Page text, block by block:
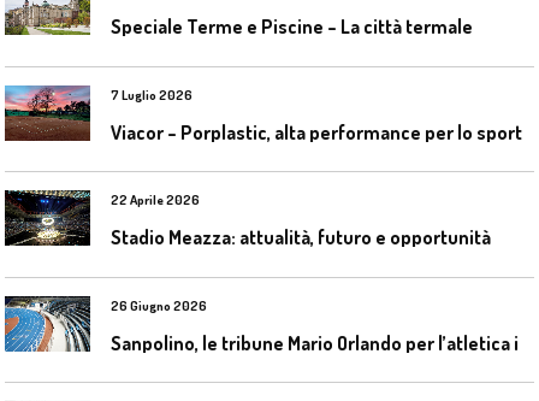
Speciale Terme e Piscine – La città termale
7 Luglio 2026
Viacor – Porplastic, alta performance per lo sport
22 Aprile 2026
Stadio Meazza: attualità, futuro e opportunità
26 Giugno 2026